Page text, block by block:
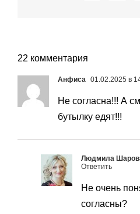
22 комментария
Анфиса 01.02.2025 в
Не согласна!!! А
бутылку едят!!!
Людмила
Ответить
Не очень
согласны?